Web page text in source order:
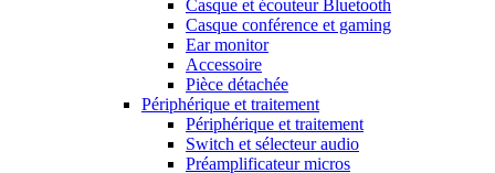
Casque et écouteur Bluetooth
Casque conférence et gaming
Ear monitor
Accessoire
Pièce détachée
Périphérique et traitement
Périphérique et traitement
Switch et sélecteur audio
Préamplificateur micros